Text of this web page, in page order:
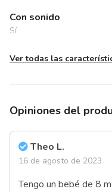
Con sonido
Sí
Es 3 en 1
14 kg
Peso
3 kg
Ver todas las
Opiniones del
Theo L.
16 de agosto de 2023
Tengo un bebé de 8